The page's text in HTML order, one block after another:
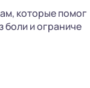
которые помог
боли и ограниче